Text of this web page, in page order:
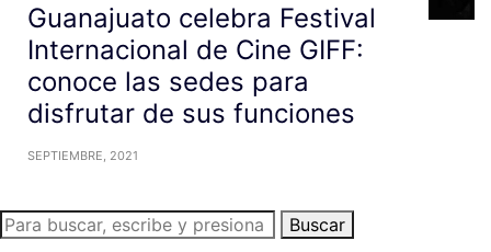
Guanajuato celebra Festival
Internacional de Cine GIFF:
conoce las sedes para
disfrutar de sus funciones
SEPTIEMBRE, 2021
Buscar